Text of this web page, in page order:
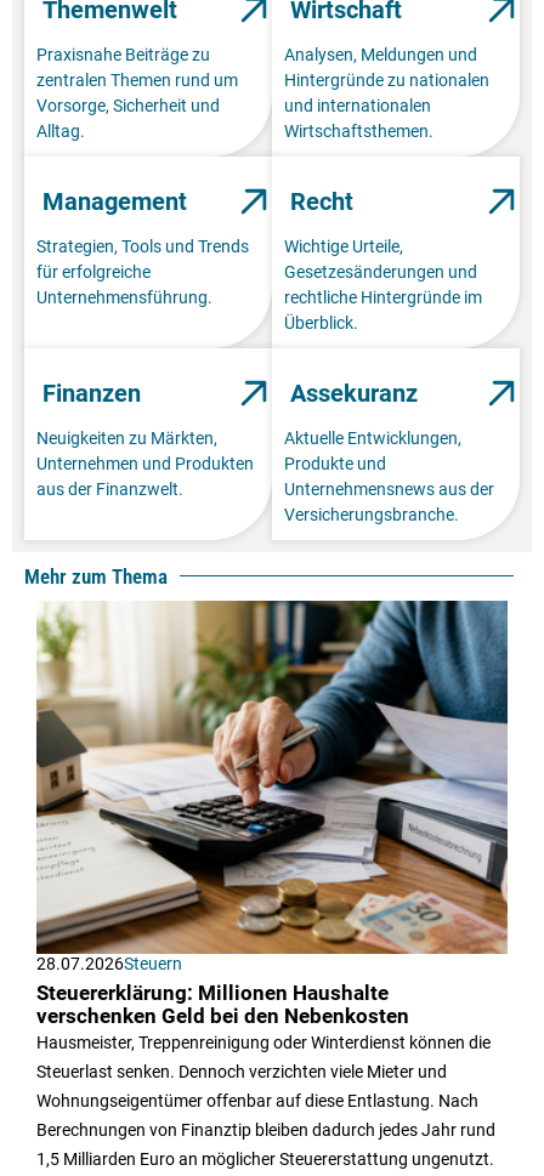
Themenwelt
Praxisnahe Beiträge zu
zentralen Themen rund um
Vorsorge, Sicherheit und
Alltag.
Wirtschaft
Analysen, Meldungen und
Hintergründe zu nationalen
und internationalen
Wirtschaftsthemen.
Management
Strategien, Tools und Trends
für erfolgreiche
Unternehmensführung.
Recht
Wichtige Urteile,
Gesetzesänderungen und
rechtliche Hintergründe im
Überblick.
Finanzen
Neuigkeiten zu Märkten,
Unternehmen und Produkten
aus der Finanzwelt.
Assekuranz
Aktuelle Entwicklungen,
Produkte und
Unternehmensnews aus der
Versicherungsbranche.
Mehr zum Thema
28.07.2026Steuern
Steuererklärung: Millionen Haushalte
verschenken Geld bei den Nebenkosten
Hausmeister, Treppenreinigung oder Winterdienst können die
Steuerlast senken. Dennoch verzichten viele Mieter und
Wohnungseigentümer offenbar auf diese Entlastung. Nach
Berechnungen von Finanztip bleiben dadurch jedes Jahr rund
1,5 Milliarden Euro an möglicher Steuererstattung ungenutzt.